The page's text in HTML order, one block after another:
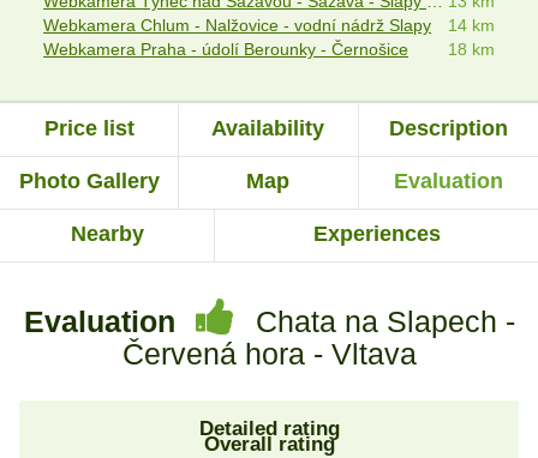
Webkamera Chlum - Nalžovice - vodní nádrž Slapy
14 km
Webkamera Praha - údolí Berounky - Černošice
18 km
Price list Availability Description
Photo Gallery Map Evaluation
Nearby Experiences
Evaluation
Chata na Slapech -
Červená hora - Vltava
Detailed rating
Overall rating